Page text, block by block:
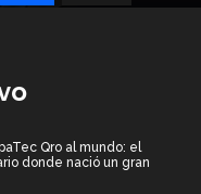
Qro al mundo: el
donde nació un gran